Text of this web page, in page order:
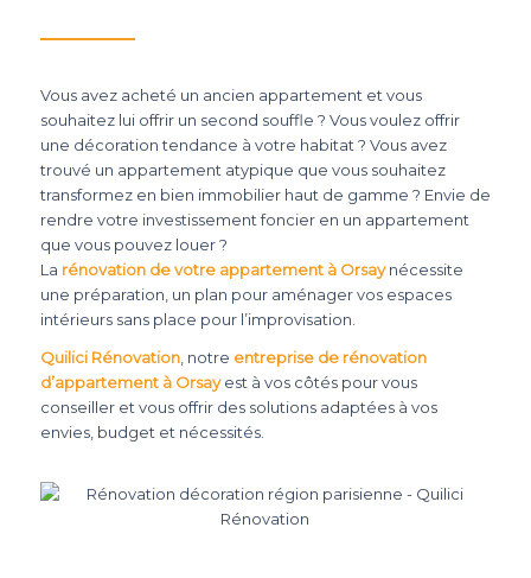
Vous avez acheté un ancien appartement et vous
souhaitez lui offrir un second souffle ? Vous voulez offrir
une décoration tendance à votre habitat ? Vous avez
trouvé un appartement atypique que vous souhaitez
transformez en bien immobilier haut de gamme ? Envie de
rendre votre investissement foncier en un appartement
que vous pouvez louer ?
La rénovation de votre appartement à Orsaynécessite
une préparation, un plan pour aménager vos espaces
intérieurs sans place pour l’improvisation.
Quilici Rénovation, notre entreprise de rénovation
d’appartement à Orsayest à vos côtés pour vous
conseiller et vous offrir des solutions adaptées à vos
envies, budget et nécessités.